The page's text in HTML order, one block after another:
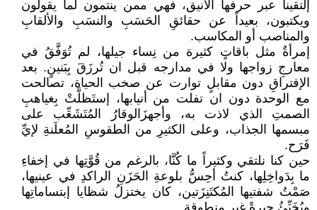
إلتقينا عبر حرفها الأنيق، فهي ممن ينتمون لما يقولُون
ويكتبون، بعيداً عن حقائقِ الحَسَبِ والنسَبِ والألقابِ
والمناصب أو المكاسب.
إمرأةٌ مثل باقاتٍ كثيرة من نِساء جيلها، لم تُوَفَّقُ في
معارجِ زواجها ولا في مدارجه قبل ان تُرزَقَ بِبَنينٍ. بعد
الإفتراقِ دون مقابلٍ توارت عن صخب الحياة، تصالحت
مع الوحدة دون ان تفلت من أنيابها، إستَظلَّتْ بِغياهبِ
الصمتِ الذي لاذت به، وأجهزَالوقارُ المُتَشَعِّب على
مبسمها الجذاب، وعلى الكثيرِ من الطقوسِ المُعلَنةِ لإيِّ
فَرَح.
حين كنا نلتقي وكثيراً ما كُنَّا، بالرغم من قُوَّتِها في إخفاءِ
ما بِدَواخِلِها، كنتُ أحِسُّ بلوعةِ الحَزَنِ الراكدِ في عينيها،
صَمْتُ شفتيها المُكتَنِزَتين، كان يختزلُ شظايا إبتساماتِها